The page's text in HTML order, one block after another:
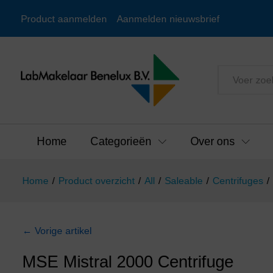
Product aanmelden Aanmelden nieuwsbrief
Alles
Home Categorieën Over ons
Home / Product overzicht / All / Saleable / Centrifuges /
← Vorige artikel
MSE Mistral 2000 Centrifuge